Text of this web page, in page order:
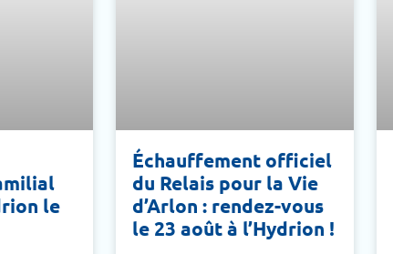
le
Échauffement officiel
du Relais pour la Vie
d’Arlon : rendez-vous
le 23 août à l’Hydrion !